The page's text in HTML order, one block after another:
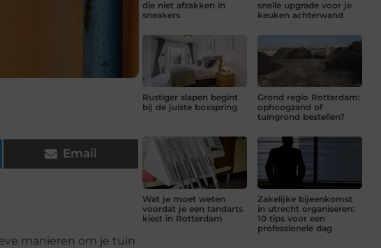
Email
manieren om je tuin
die niet afzakken in
sneakers
snelle upgrade voor je
keuken achterwand
Rustiger slapen begint
bij de juiste boxspring
Grond regio Rotterdam:
ophoogzand of
tuingrond bestellen?
Wat je moet weten
voordat je een tandarts
kiest in Rotterdam
Zakelijke bijeenkomst
in utrecht organiseren:
10 tips voor een
professionele dag